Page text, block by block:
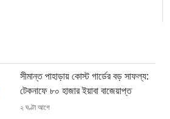
সীমান্ত পাহাড়ায় কোস্ট গার্ডের বড় সাফল্য:
টেকনাফে ৮০ হাজার ইয়াবা বাজেয়াপ্ত
২ ঘণ্টা আগে